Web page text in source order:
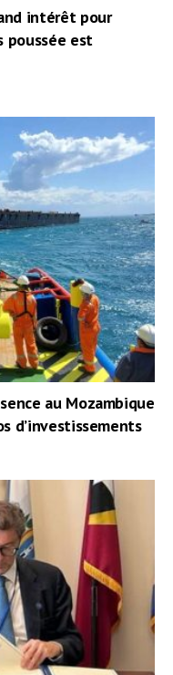
intérêt pour
poussée est
au Mozambique
d’investissements